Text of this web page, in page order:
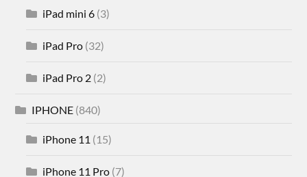
iPad mini 6 (3)
iPad Pro (32)
iPad Pro 2 (2)
IPHONE (840)
iPhone 11 (15)
iPhone 11 Pro (7)